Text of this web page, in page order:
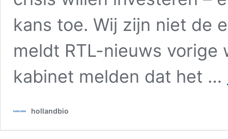
kans toe. Wij zijn niet de
meldt RTL-nieuws vorige
kabinet melden dat het …
hollandbio